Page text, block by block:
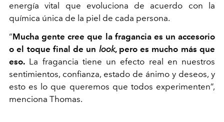
energía vital que evoluciona de acuerdo con la
química única de la piel de cada persona.
“Mucha gente cree que la fragancia es un accesorio
o el toque final de un look, pero es mucho más que
eso. La fragancia tiene un efecto real en nuestros
sentimientos, confianza, estado de ánimo y deseos, y
esto es lo que queremos que todos experimenten”,
menciona Thomas.